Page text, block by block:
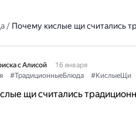
/ Почему кислые щи считались
с Алисой
16 января
#ТрадиционныеБлюда #КислыеЩи
щи считались